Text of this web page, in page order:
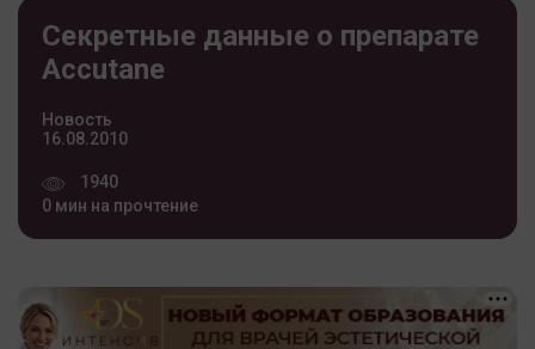
Секретные данные о препарате
Accutane
Новость
16.08.2010
1940
0 мин на прочтение